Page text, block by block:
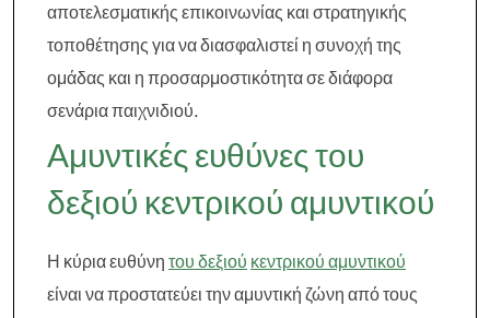
αποτελεσματικής επικοινωνίας και στρατηγικής
τοποθέτησης για να διασφαλιστεί η συνοχή της
ομάδας και η προσαρμοστικότητα σε διάφορα
σενάρια παιχνιδιού.
Αμυντικές ευθύνες του
δεξιού κεντρικού αμυντικού
Η κύρια ευθύνη του δεξιού κεντρικού αμυντικού
είναι να προστατεύει την αμυντική ζώνη από τους